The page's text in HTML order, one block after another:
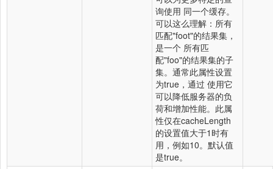
询使用 同一个缓存。
可以这么理解：所有
匹配"foot"的结果集，
是一个 所有匹
配"foo"的结果集的子
集。通常此属性设置
为true，通过 使用它
可以降低服务器的负
荷和增加性能。此属
性仅在cacheLength
的设置值大于1时有
用，例如10。默认值
是true。